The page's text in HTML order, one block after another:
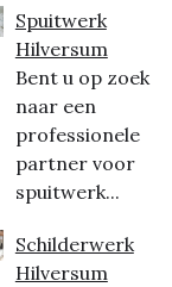
Spuitwerk
Hilversum
Bent u op zoek
naar een
professionele
partner voor
spuitwerk...
Schilderwerk
Hilversum